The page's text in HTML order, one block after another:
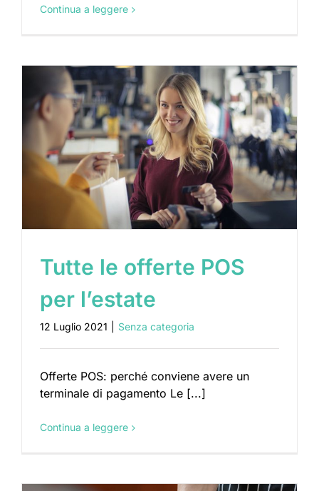
Continua a leggere
Tutte le offerte POS
per l’estate
12 Luglio 2021 Senza categoria
Offerte POS: perché conviene avere un
terminale di pagamento Le [...]
Continua a leggere